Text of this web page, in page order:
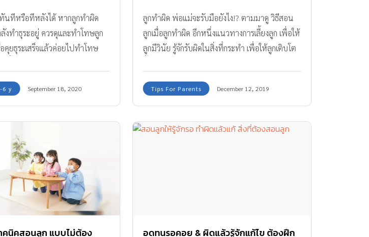
นทีหรือทีหลังได้ หากลูกทำผิด
ทำธุระอยู่ ควรดุและทำโทษลูก
ยธุระเสร็จแล้วค่อยไปทำโทษ
6 y September 18, 2020
ลูกทำผิด พ่อแม่จะรับมือยังไง!? ตามมาดู วิธีสอน
ลูกเมื่อลูกทําผิด อีกหนึ่งแนวทางการเลี้ยงลูก เพื่อให้
ลูกมีวินัย รู้จักรับผิดในสิ่งที่กระทำ เพื่อให้ลูกเติบโต
Tips For Parents December 12, 2019
คนิคสอนลูก แบบไม่ต้อง
อดทนรอคอย & ผิดแล้วรู้จักแก้ไข ต้องฝึก